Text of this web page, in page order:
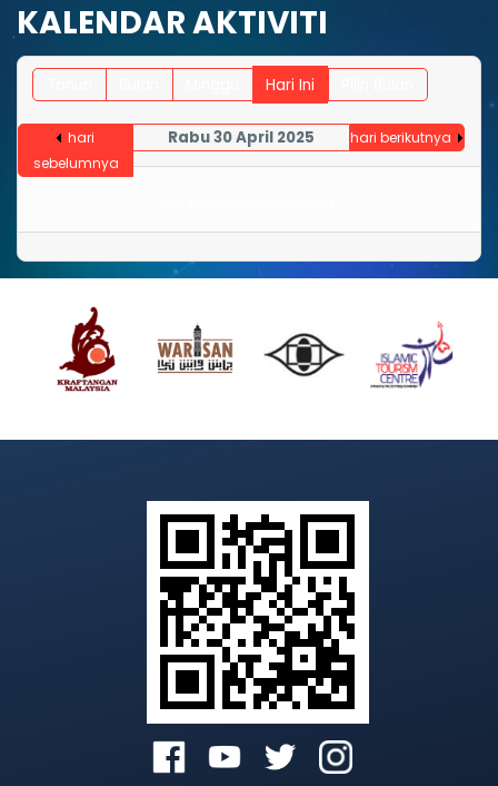
KALENDAR AKTIVITI
Hari Ini
hari
sebelumnya
Rabu 30 April 2025 hari berikutnya